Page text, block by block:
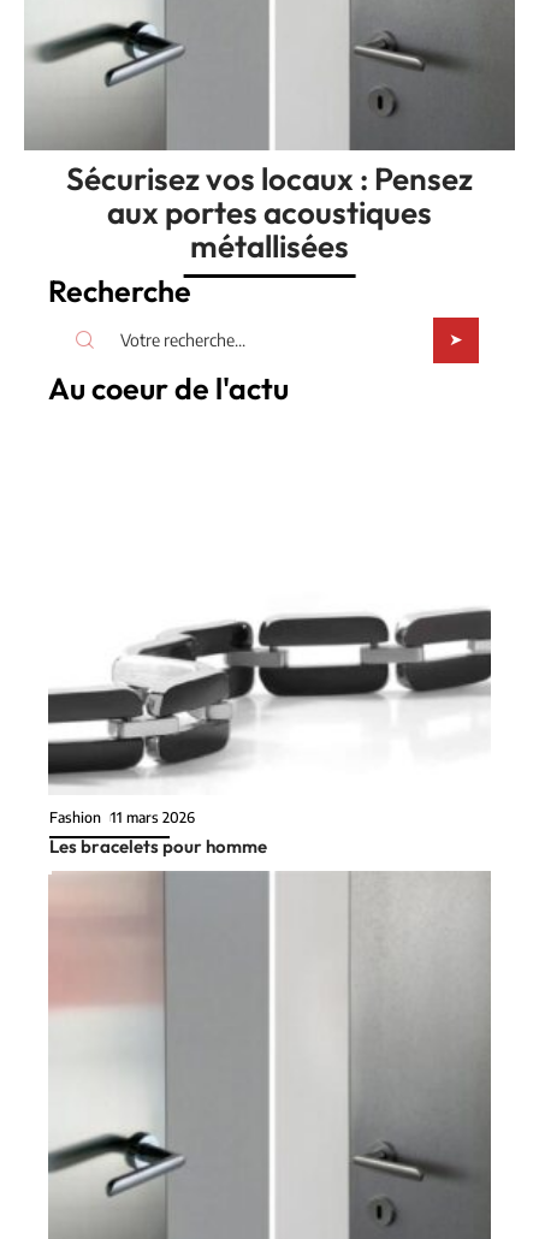
Sécurisez vos locaux : Pensez
aux portes acoustiques
métallisées
Recherche
Au coeur de l'actu
Fashion 11 mars 2026
Les bracelets pour homme